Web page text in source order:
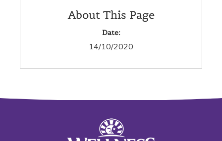
About This Page
Date:
14/10/2020